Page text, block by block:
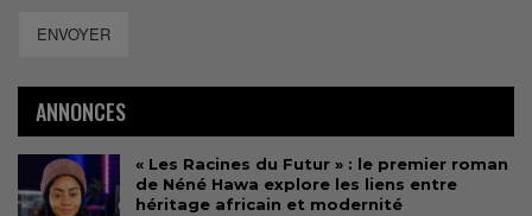
ENVOYER
ANNONCES
« Les Racines du Futur » : le premier roman
de Néné Hawa explore les liens entre
héritage africain et modernité